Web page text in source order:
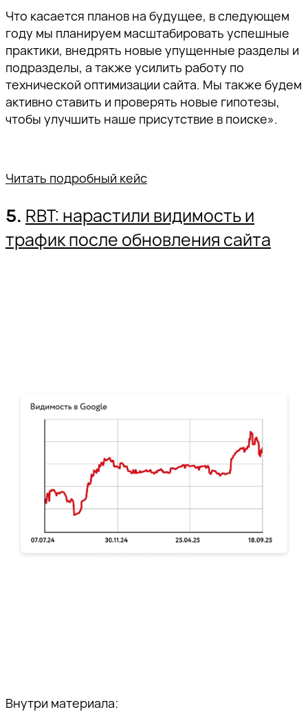
Что касается планов на будущее, в следующем
году мы планируем масштабировать успешные
практики, внедрять новые упущенные разделы и
подразделы, а также усилить работу по
технической оптимизации сайта. Мы также будем
активно ставить и проверять новые гипотезы,
чтобы улучшить наше присутствие в поиске».
Читать подробный кейс
5. RBT: нарастили видимость и
трафик после обновления сайта
Внутри материала: